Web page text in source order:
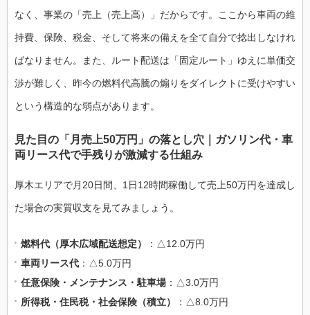
なく、事業の「売上（売上高）」だからです。ここから車両の維
持費、保険、税金、そして将来の備えを全て自分で捻出しなけれ
ばなりません。また、ルート配送は「固定ルート」ゆえに単価交
渉が難しく、昨今の燃料代高騰の煽りをダイレクトに受けやすい
という構造的な弱点があります。
見た目の「月売上50万円」の落とし穴｜ガソリン代・車
両リース代で手残りが激減する仕組み
厚木エリアで月20日間、1日12時間稼働して売上50万円を達成し
た場合の実質収支を見てみましょう。
燃料代（厚木広域配送想定）
：△12.0万円
車両リース代 ：△5.0万円
任意保険・メンテナンス・駐車場：△3.0万円
所得税・住民税・社会保険（積立）
：△8.0万円